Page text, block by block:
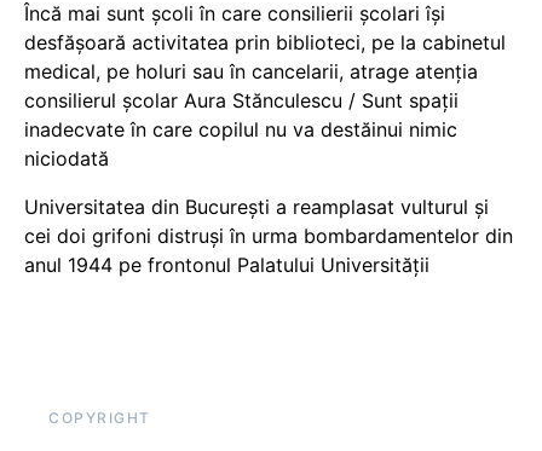
Încă mai sunt școli în care consilierii școlari își
desfășoară activitatea prin biblioteci, pe la cabinetul
medical, pe holuri sau în cancelarii, atrage atenția
consilierul școlar Aura Stănculescu / Sunt spații
inadecvate în care copilul nu va destăinui nimic
niciodată
Universitatea din București a reamplasat vulturul și
cei doi grifoni distruși în urma bombardamentelor din
anul 1944 pe frontonul Palatului Universității
COPYRIGHT